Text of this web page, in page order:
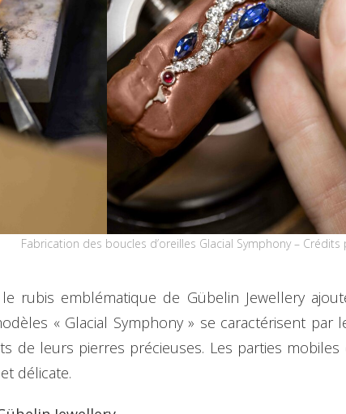
Fabrication des boucles d’oreilles Glacial Symphony –
rubis emblématique de Gübelin Jewellery
« Glacial Symphony » se caractérisent
de leurs pierres précieuses. Les parties
délicate.